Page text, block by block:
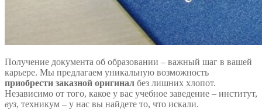
Получение документа об образовании – важный шаг в вашей
карьере. Мы предлагаем уникальную возможность
приобрести заказной оригинал без лишних хлопот.
Независимо от того, какое у вас учебное заведение – институт,
вуз, техникум – у нас вы найдете то, что искали.